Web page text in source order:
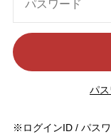
パ
ログインID / パス